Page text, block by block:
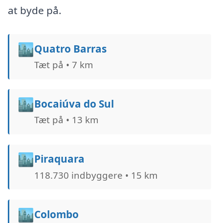
at byde på.
🏙️Quatro Barras
Tæt på • 7 km
🏙️Bocaiúva do Sul
Tæt på • 13 km
🏙️Piraquara
118.730 indbyggere • 15 km
🏙️Colombo